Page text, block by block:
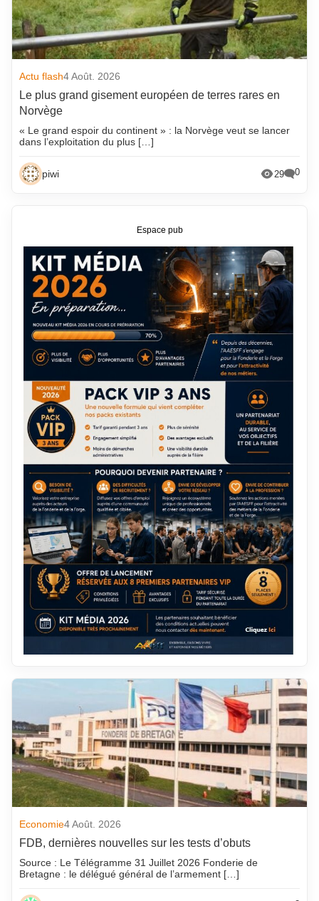
Actu flash4 Août. 2026
Le plus grand gisement européen de terres rares en
Norvège
« Le grand espoir du continent » : la Norvège veut se lancer
dans l’exploitation du plus […]
piwi 29 0
Economie4 Août. 2026
FDB, dernières nouvelles sur les tests d’obuts
Source : Le Télégramme 31 Juillet 2026 Fonderie de
Bretagne : le délégué général de l’armement […]
Espace pub